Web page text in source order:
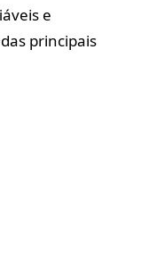
e
principais